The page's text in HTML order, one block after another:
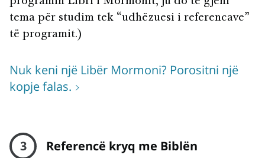
tema për studim tek “udhëzuesi i referencave”
të programit.)
Nuk keni një Libër Mormoni? Porositni një
kopje falas.
3 Referencë kryq me Biblën